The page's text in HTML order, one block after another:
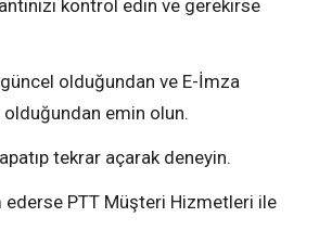
kontrol edin ve gerekirse
güncel olduğundan ve E-İmza
emin olun.
tekrar açarak deneyin.
ederse PTT Müşteri Hizmetleri ile